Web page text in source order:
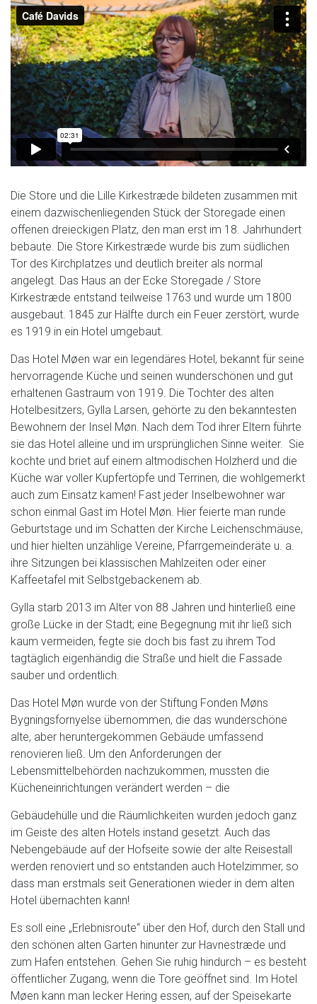
Die Store und die Lille Kirkestræde bildeten zusammen mit
einem dazwischenliegenden Stück der Storegade einen
offenen dreieckigen Platz, den man erst im 18. Jahrhundert
bebaute. Die Store Kirkestræde wurde bis zum südlichen
Tor des Kirchplatzes und deutlich breiter als normal
angelegt. Das Haus an der Ecke Storegade / Store
Kirkestræde entstand teilweise 1763 und wurde um 1800
ausgebaut. 1845 zur Hälfte durch ein Feuer zerstört, wurde
es 1919 in ein Hotel umgebaut.
Das Hotel Møen war ein legendäres Hotel, bekannt für seine
hervorragende Küche und seinen wunderschönen und gut
erhaltenen Gastraum von 1919. Die Tochter des alten
Hotelbesitzers, Gylla Larsen, gehörte zu den bekanntesten
Bewohnern der Insel Møn. Nach dem Tod ihrer Eltern führte
sie das Hotel alleine und im ursprünglichen Sinne weiter. Sie
kochte und briet auf einem altmodischen Holzherd und die
Küche war voller Kupfertöpfe und Terrinen, die wohlgemerkt
auch zum Einsatz kamen! Fast jeder Inselbewohner war
schon einmal Gast im Hotel Møn. Hier feierte man runde
Geburtstage und im Schatten der Kirche Leichenschmäuse,
und hier hielten unzählige Vereine, Pfarrgemeinderäte u. a.
ihre Sitzungen bei klassischen Mahlzeiten oder einer
Kaffeetafel mit Selbstgebackenem ab.
Gylla starb 2013 im Alter von 88 Jahren und hinterließ eine
große Lücke in der Stadt; eine Begegnung mit ihr ließ sich
kaum vermeiden, fegte sie doch bis fast zu ihrem Tod
tagtäglich eigenhändig die Straße und hielt die Fassade
sauber und ordentlich.
Das Hotel Møn wurde von der Stiftung Fonden Møns
Bygningsfornyelse übernommen, die das wunderschöne
alte, aber heruntergekommen Gebäude umfassend
renovieren ließ. Um den Anforderungen der
Lebensmittelbehörden nachzukommen, mussten die
Kücheneinrichtungen verändert werden – die
Gebäudehülle und die Räumlichkeiten wurden jedoch ganz
im Geiste des alten Hotels instand gesetzt. Auch das
Nebengebäude auf der Hofseite sowie der alte Reisestall
werden renoviert und so entstanden auch Hotelzimmer, so
dass man erstmals seit Generationen wieder in dem alten
Hotel übernachten kann!
Es soll eine „Erlebnisroute“ über den Hof, durch den Stall und
den schönen alten Garten hinunter zur Havnestræde und
zum Hafen entstehen. Gehen Sie ruhig hindurch – es besteht
öffentlicher Zugang, wenn die Tore geöffnet sind. Im Hotel
Møen kann man lecker Hering essen, auf der Speisekarte